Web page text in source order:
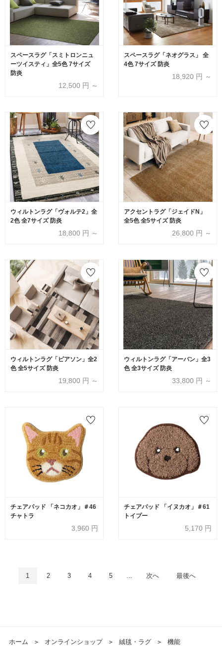
スペースラグ「スミトロンニュ
ーツイスティ」全5色 7サイズ
防炎
12,500 円 ～
スペースラグ「ネオグラス」 全
4色 7サイズ 防炎
18,920 円 ～
ウィルトンラグ「ヴォルテ2」全
2色 全7サイズ 防炎
18,800 円 ～
アクセントラグ「ジェイドN」
全5色 全5サイズ 防炎
26,800 円 ～
ウィルトンラグ「ピアソン」全2
色 全5サイズ 防炎
19,800 円 ～
ウィルトンラグ「アーバン」全3
色 全3サイズ 防炎
33,800 円 ～
チェアパッド 「ネコカオ」＃46
チャトラ
3,960 円
チェアパッド 「イヌカオ」＃61
トイプー
5,170 円
1 2 3 4 5 次へ 最後へ
ホーム ＞ オンラインショップ ＞ 絨毯・ラグ ＞ 機能